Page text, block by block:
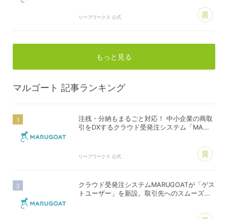
リーフワークス 公式
もっと見る
マルゴート 記事ランキング
注残・分納もまるごと対応！ 中小企業の商取
引をDXするクラウド受発注システム「MA...
リーフワークス 公式
クラウド受発注システムMARUGOATが「ゲス
トユーザー」を新設。取引先へのスムーズ...